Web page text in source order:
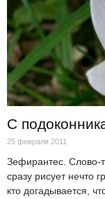
С
25 февраля 2011
Зефирантес. Слово-
сразу рисует нечто
кто догадывается,